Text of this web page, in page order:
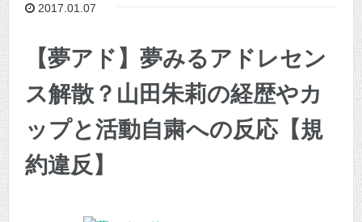
2017.01.07
【夢アド】夢みるアドレセン
ス解散？山田朱莉の経歴やカ
ップと活動自粛への反応【規
約違反】